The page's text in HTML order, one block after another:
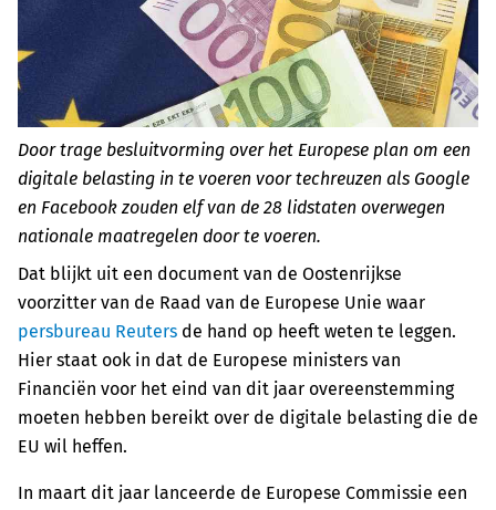
Door trage besluitvorming over het Europese plan om een
digitale belasting in te voeren voor techreuzen als Google
en Facebook zouden elf van de 28 lidstaten overwegen
nationale maatregelen door te voeren.
Dat blijkt uit een document van de Oostenrijkse
voorzitter van de Raad van de Europese Unie waar
persbureau Reuters de hand op heeft weten te leggen.
Hier staat ook in dat de Europese ministers van
Financiën voor het eind van dit jaar overeenstemming
moeten hebben bereikt over de digitale belasting die de
EU wil heffen.
In maart dit jaar lanceerde de Europese Commissie een